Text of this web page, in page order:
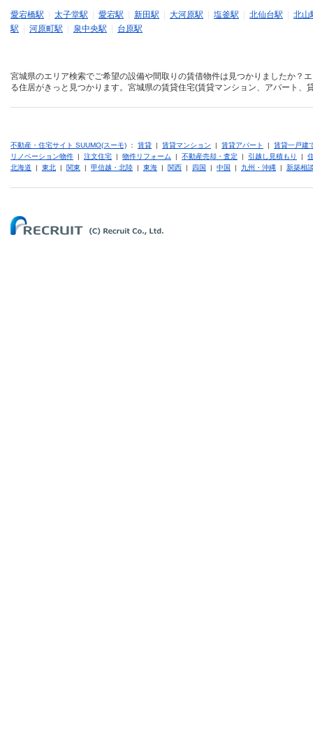
愛宕橋駅 太子堂駅 愛宕駅 新田駅 大河原駅 塩釜駅 北仙台駅
北山
駅
河原町駅 泉中央駅 台原駅
宮城県のエリア検索でご希望の設備や間取りの賃借物件は見つかりましたか？
る住居がきっと見つかります。宮城県の賃貸住宅(賃貸マンション、アパート
不動産・住宅サイト SUUMO(スーモ) ： 賃貸 | 賃貸マンション | 賃貸アパート | 賃貸一戸建
リノベーション物件 | 注文住宅 | 物件リフォーム | 不動産売却・査定 | 引越し見積もり |
北海道 | 東北 | 関東 | 甲信越・北陸 | 東海 | 関西 | 四国 | 中国 | 九州・沖縄 | 新築相